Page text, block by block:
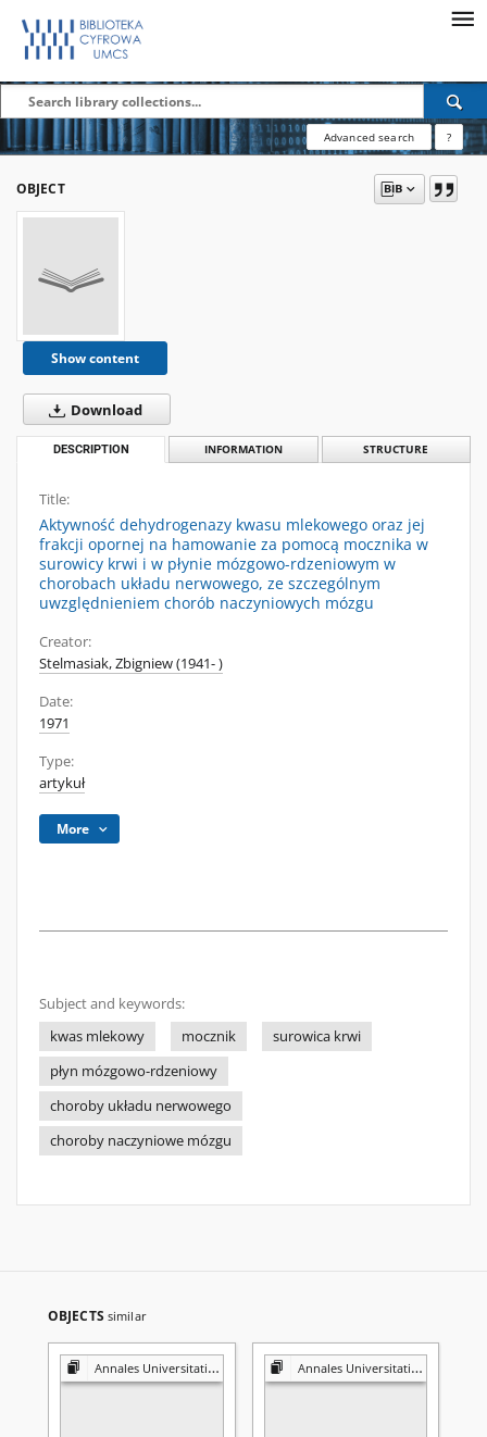
Advanced search ?
OBJECT
Show content
Download
DESCRIPTION INFORMATION STRUCTURE
Title:
Aktywność dehydrogenazy kwasu mlekowego oraz jej
frakcji opornej na hamowanie za pomocą mocznika w
surowicy krwi i w płynie mózgowo-rdzeniowym w
chorobach układu nerwowego, ze szczególnym
uwzględnieniem chorób naczyniowych mózgu
Creator:
Stelmasiak, Zbigniew (1941- )
Date:
1971
Type:
artykuł
More
Subject and keywords:
kwas mlekowy
mocznik
surowica krwi
płyn mózgowo-rdzeniowy
choroby układu nerwowego
choroby naczyniowe mózgu
OBJECTS similar
Annales Universitatis Mariae Curie-Skłodowska. Sectio D, Medicina Annales Universitatis Mariae Curie-Skłodowska. Sectio D, Medicina